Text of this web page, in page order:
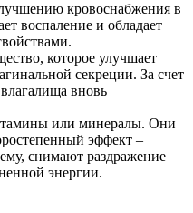
кровоснабжения в
воспаление и обладает
которое улучшает
секреции. За счет
влагалища вновь
или минералы. Они
эффект –
снимают раздражение
энергии.